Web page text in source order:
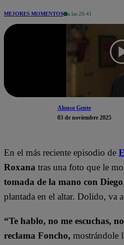
MEJORES MOMENTOS a las 20:41
Alonso Gente
03 de noviembre 2025
En el más reciente episodio de
Roxana tras una foto que le
tomada de la mano con Diego
plantada en el altar. Dolido, va
“Te hablo, no me escuchas,
reclama Foncho, mostrándole